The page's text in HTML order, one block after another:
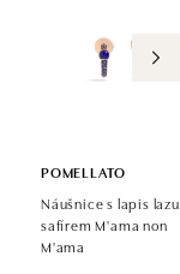
POMELLATO
Náušnice s lapis
safírem M'ama non
M'ama